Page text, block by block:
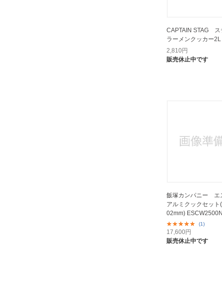
CAPTAIN STAG ス
ラーメンクッカー
2,810円
販売休止中です
飯塚カンパニー エ
アルミクックセッ
02mm)
(1)
17,600円
販売休止中です